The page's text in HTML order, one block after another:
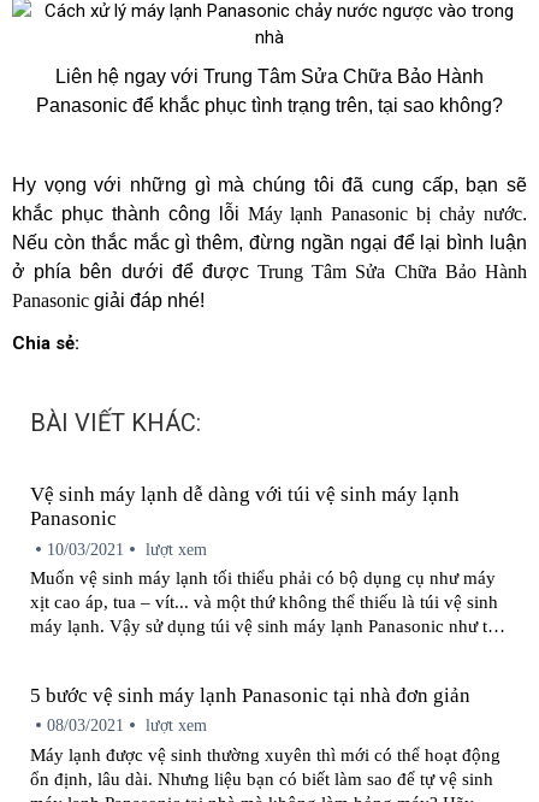
Liên hệ ngay với Trung Tâm Sửa Chữa Bảo Hành
Panasonic để khắc phục tình trạng trên, tại sao không?
Hy vọng với những gì mà chúng tôi đã cung cấp, bạn sẽ
khắc phục thành công lỗi Máy lạnh Panasonic bị chảy nước.
Nếu còn thắc mắc gì thêm, đừng ngần ngại để lại bình luận
ở phía bên dưới để đượcTrung Tâm Sửa Chữa Bảo Hành
Panasonic giải đáp nhé!
Chia sẻ:
BÀI VIẾT KHÁC:
Vệ sinh máy lạnh dễ dàng với túi vệ sinh máy lạnh
Panasonic
10/03/2021
lượt xem
Muốn vệ sinh máy lạnh tối thiểu phải có bộ dụng cụ như máy
xịt cao áp, tua – vít... và một thứ không thể thiếu là túi vệ sinh
máy lạnh. Vậy sử dụng túi vệ sinh máy lạnh Panasonic như thế
5 bước vệ sinh máy lạnh Panasonic tại nhà đơn giản
08/03/2021
lượt xem
Máy lạnh được vệ sinh thường xuyên thì mới có thể hoạt động
ổn định, lâu dài. Nhưng liệu bạn có biết làm sao để tự vệ sinh